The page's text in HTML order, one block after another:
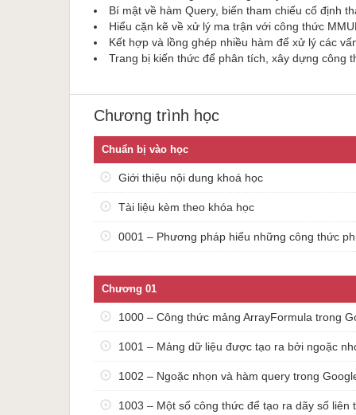
Danh sách bài học
Tài liệu kèm theo khóa học
0001 – Phương pháp hiểu những công thức phức tạp,
Chương 01
1000 – Công thức mảng ArrayFormula trong Google
1001 – Mảng dữ liệu được tạo ra bởi ngoặc nhọn
1002 – Ngoặc nhọn và hàm query trong Google Sheets
1003 – Một số công thức để tạo ra dãy số liên tiếp
1004 – Kiến thức cơ bản về hàm SUMPRODUCT
1005 – Kiến thức về ma trận và phép nhân ma trận
1007 – Bài tập áp dụng kiến thức
1009 – Bài tập tạo dãy số bằng nhiều cách khác nhau
Chương 02
2000 – MMULT liệt kê số nhân viên đạt KPI – Phần 1
2001 – MMULT liệt kê số nhân viên đạt KPI – Phần 2
Chương 03
Bí mật về hàm Query, biến tham chiếu cố định
Hiểu cặn kẽ về xử lý ma trận với công thức
Kết hợp và lồng ghép nhiều hàm để xử lý các
Trang bị kiến thức để phân tích, xây dựng công
Chương trình học
Chuẩn bị vào học
Giới thiệu nội dung khoá học
Tài liệu kèm theo khóa học
0001 – Phương pháp hiểu những công thức
Chương 01
1000 – Công thức mảng ArrayFormula trong
1001 – Mảng dữ liệu được tạo ra bởi ngoặc
1002 – Ngoặc nhọn và hàm query trong
1003 – Một số công thức để tạo ra dãy số liên